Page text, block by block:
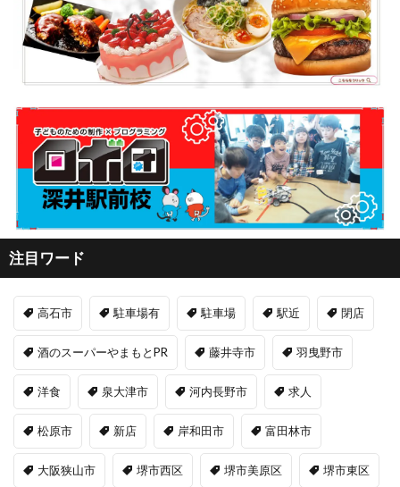
注目ワード
高石市 駐車場有 駐車場 駅近 閉店
酒のスーパーやまもとPR 藤井寺市 羽曳野市
洋食 泉大津市 河内長野市 求人
松原市 新店 岸和田市 富田林市
大阪狭山市 堺市西区 堺市美原区 堺市東区